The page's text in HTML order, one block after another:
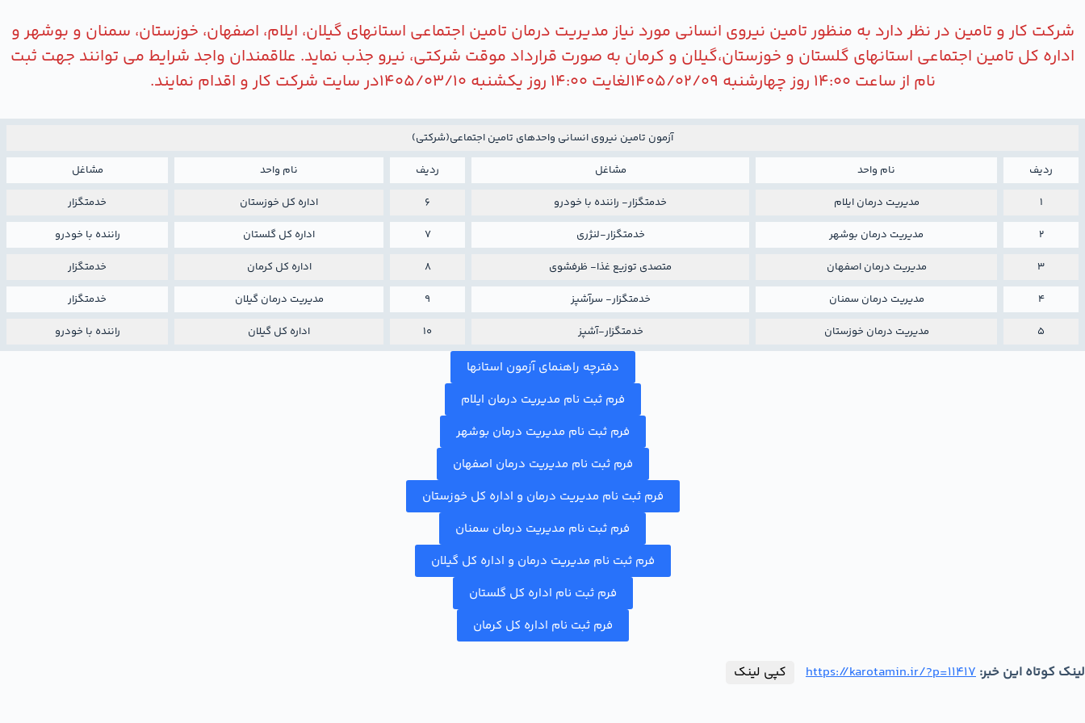
شرکت کار و تامین در نظر دارد به منظور تامین نیروی انسانی مورد نیاز مدیریت درمان تامین اجتماعی استانهای گیلان، ایلام، اصفهان، خوزستان، سمنان و بوشهر و
اداره کل تامین اجتماعی استانهای گلستان و خوزستان،گیلان و کرمان به صورت قرارداد موقت شرکتی، نیرو جذب نماید. علاقمندان واجد شرایط می توانند جهت ثبت
نام از ساعت 14:00 روز چهارشنبه ۱۴۰۵/۰۲/۰۹لغایت 14:00 روز یکشنبه ۱۴۰۵/۰3/10در سایت شرکت کار و اقدام نمایند.
آزمون تامین نیروی انسانی واحدهای تامین اجتماعی(شرکتی)
ردیف
نام واحد مشاغل ردیف نام واحد
مشاغل
1
مدیریت درمان ایلام خدمتگزار- راننده با خودرو 6 اداره کل خوزستان
خدمتگزار
2
مدیریت درمان بوشهر خدمتگزار-لنژری 7 اداره کل گلستان
راننده با خودرو
3
مدیریت درمان اصفهان متصدی توزیع غذا- ظرفشوی 8 اداره کل کرمان
خدمتگزار
4
مدیریت درمان سمنان خدمتگزار- سرآشپز 9 مدیریت درمان گیلان
خدمتگزار
5
مدیریت درمان خوزستان خدمتگزار-آشپز 10 اداره کل گیلان راننده با خودرو
دفترچه راهنمای آزمون استانها
فرم ثبت نام مدیریت درمان ایلام
فرم ثبت نام مدیریت درمان بوشهر
فرم ثبت نام مدیریت درمان اصفهان
فرم ثبت نام مدیریت درمان و اداره کل خوزستان
فرم ثبت نام مدیریت درمان سمنان
فرم ثبت نام مدیریت درمان و اداره کل گیلان
فرم ثبت نام اداره کل گلستان
فرم ثبت نام اداره کل کرمان
لینک کوتاه این خبر: https://karotamin.ir/?p=11417 کپی لینک